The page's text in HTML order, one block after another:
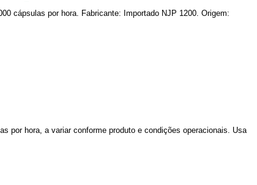
cápsulas por hora. Fabricante: Importado NJP 1200. Origem:
por hora, a variar conforme produto e condições operacionais. Usa